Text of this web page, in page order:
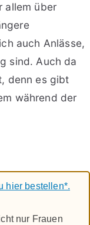
allem über
auch Anlässe,
sind. Auch da
denn es gibt
während der
hier bestellen*.
nur Frauen